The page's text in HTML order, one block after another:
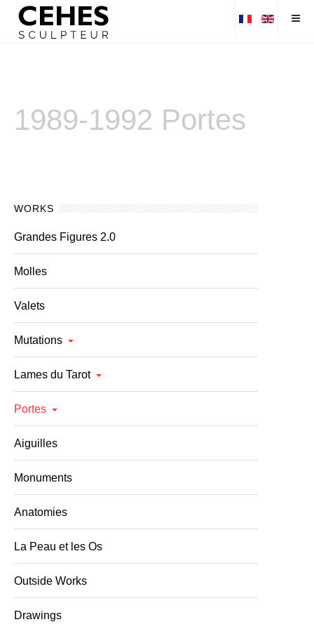
1989-1992 Portes
WORKS
Grandes Figures 2.0
Molles
Valets
Mutations
Lames du Tarot
Portes
Aiguilles
Monuments
Anatomies
La Peau et les Os
Outside Works
Drawings